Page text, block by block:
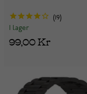
19
I lager
99,00 Kr